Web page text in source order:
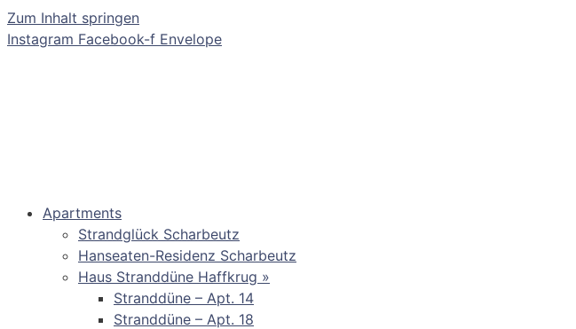
Zum Inhalt springen
Instagram Facebook-f Envelope
Apartments
Strandglück Scharbeutz
Hanseaten-Residenz Scharbeutz
Haus Stranddüne Haffkrug »
Stranddüne – Apt. 14
Stranddüne – Apt. 18